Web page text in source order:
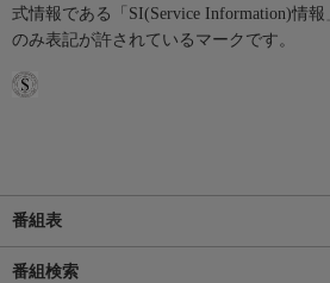
式情報である「SI(Service Information)情
のみ表記が許されているマークです。
番組表
番組検索